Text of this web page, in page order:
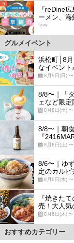
5
『reDine
ーメン、海
favy
グルメイベント
浜松町│8
なイベン
8月9日(日) 〜
8/8〜｜「
ェなど限定
8月8日(土)
8/8〜｜朝
『
8月8日(土) 〜
8/6〜｜ゆ
定のカルビ
8月6日(木) 〜
『焼きた
売！大人気
8月6日(木) 〜
おすすめカテゴリー